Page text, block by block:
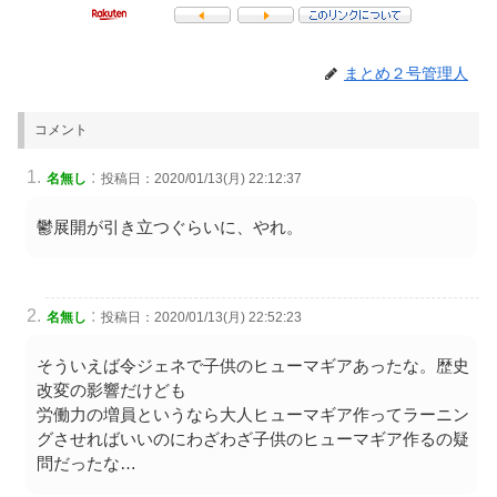
まとめ２号管理人
コメント
名無し : 投稿日：2020/01/13(月) 22:12:37
鬱展開が引き立つぐらいに、やれ。
名無し : 投稿日：2020/01/13(月) 22:52:23
そういえば令ジェネで子供のヒューマギアあったな。歴史
改変の影響だけども
労働力の増員というなら大人ヒューマギア作ってラーニン
グさせればいいのにわざわざ子供のヒューマギア作るの疑
問だったな…